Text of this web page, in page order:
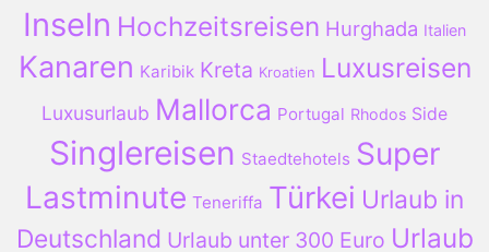
Inseln Hochzeitsreisen Hurghada Italien
Kanaren Karibik Kreta Kroatien Luxusreisen
Luxusurlaub Mallorca Portugal Rhodos Side
Singlereisen Staedtehotels Super
Lastminute Teneriffa Türkei Urlaub in
Deutschland Urlaub unter 300 Euro Urlaub